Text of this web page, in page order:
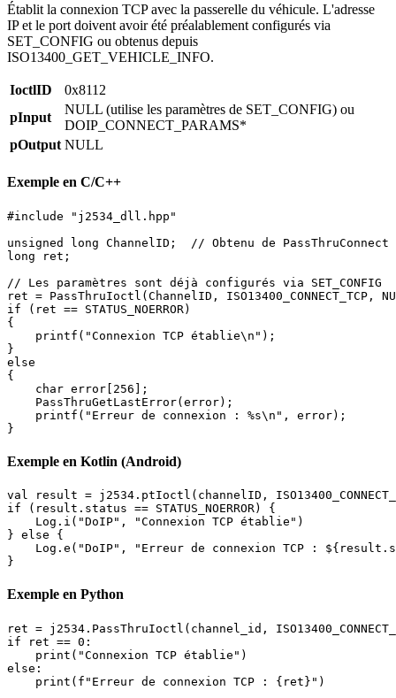
Établit la connexion TCP avec la passerelle du véhicule. L'adresse
IP et le port doivent avoir été préalablement configurés via
SET_CONFIG ou obtenus depuis
ISO13400_GET_VEHICLE_INFO.
IoctlID
0x8112
pInput
NULL (utilise les paramètres de SET_CONFIG) ou
DOIP_CONNECT_PARAMS*
pOutput NULL
Exemple en C/C++
#include "j2534_dll.hpp"
unsigned long ChannelID;  // Obtenu de PassThruConnect
long ret;
// Les paramètres sont déjà configurés via SET_CONFIG
ret = PassThruIoctl(ChannelID, ISO13400_CONNECT_TCP,
if (ret == STATUS_NOERROR)
{
    printf("Connexion TCP établie\n");
}
else
{
    char error[256];
    PassThruGetLastError(error);
    printf("Erreur de connexion : %s\n", error);
}
Exemple en Kotlin (Android)
val result = j2534.ptIoctl(channelID,
if (result.status == STATUS_NOERROR) {
    Log.i("DoIP", "Connexion TCP établie")
} else {
Log.e("DoIP", "Erreur de connexion TCP :
}
Exemple en Python
ret = j2534.PassThruIoctl(channel_id,
if ret == 0:
    print("Connexion TCP établie")
else:
    print(f"Erreur de connexion TCP : {ret}")